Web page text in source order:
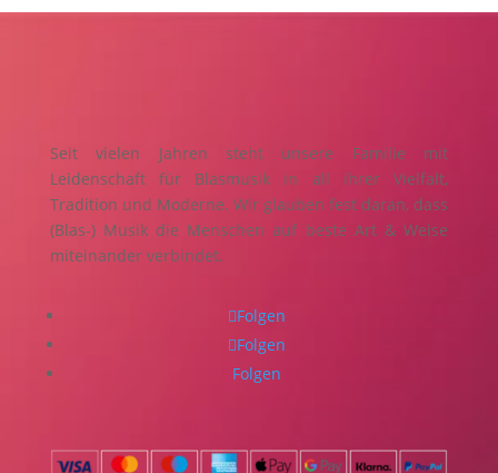
Seit vielen Jahren steht unsere Familie mit
Leidenschaft für Blasmusik in all ihrer Vielfalt,
Tradition und Moderne. Wir glauben fest daran, dass
(Blas-) Musik die Menschen auf beste Art & Weise
miteinander verbindet.
Folgen
Folgen
Folgen